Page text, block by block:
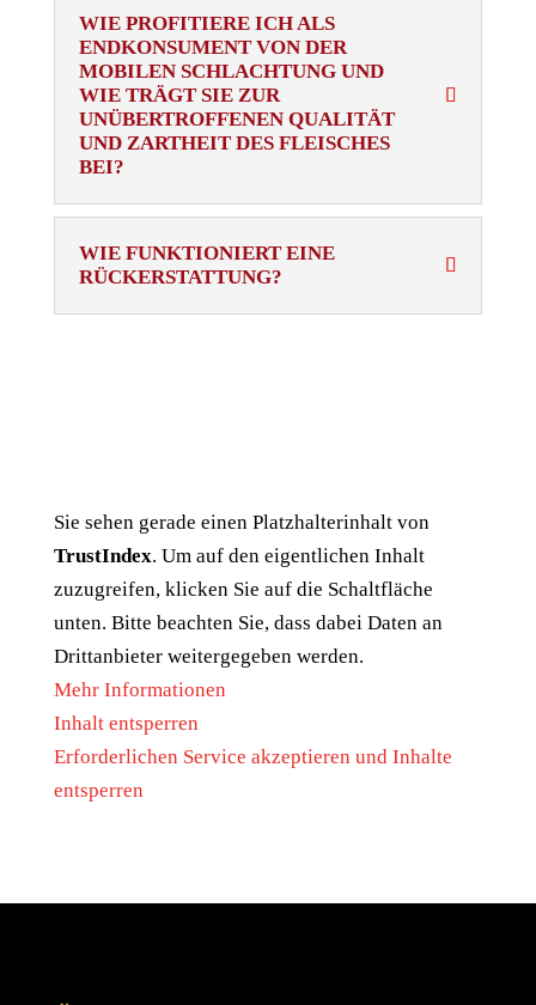
WIE PROFITIERE ICH ALS
ENDKONSUMENT VON DER
MOBILEN SCHLACHTUNG UND
WIE TRÄGT SIE ZUR
UNÜBERTROFFENEN QUALITÄT
UND ZARTHEIT DES FLEISCHES
BEI?
WIE FUNKTIONIERT EINE
RÜCKERSTATTUNG?
Sie sehen gerade einen Platzhalterinhalt von
TrustIndex. Um auf den eigentlichen Inhalt
zuzugreifen, klicken Sie auf die Schaltfläche
unten. Bitte beachten Sie, dass dabei Daten an
Drittanbieter weitergegeben werden.
Mehr Informationen
Inhalt entsperren
Erforderlichen Service akzeptieren und Inhalte
entsperren